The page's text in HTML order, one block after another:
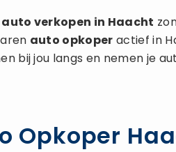
auto verkopen in Haacht
auto opkoper actief in
bij jou langs en nemen je
Opkoper